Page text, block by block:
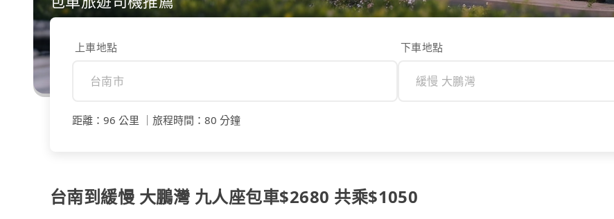
上車地點 下車地點
距離 ： 96 公里 旅程時間 ： 80 分鐘
台南到緩慢 大鵬灣 九人座包車$2680 共乘$1050